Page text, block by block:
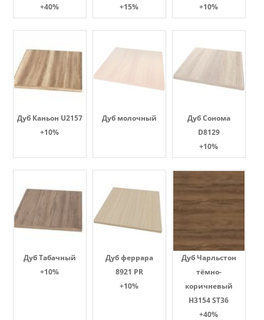
+40%
+15%
+10%
Дуб Каньон U2157
+10%
Дуб молочный
Дуб Сонома
D8129
+10%
Дуб Табачный
+10%
Дуб феррара
8921 PR
+10%
Дуб Чарльстон
тёмно-
коричневый
H3154 ST36
+40%